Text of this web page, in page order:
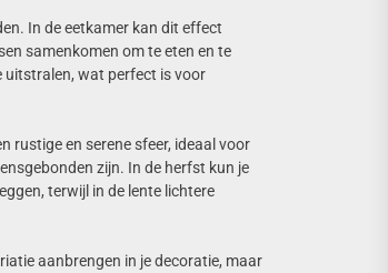
In de eetkamer kan dit effect
samenkomen om te eten en te
uitstralen, wat perfect is voor
rustige en serene sfeer, ideaal voor
zijn. In de herfst kun je
terwijl in de lente lichtere
aanbrengen in je decoratie, maar